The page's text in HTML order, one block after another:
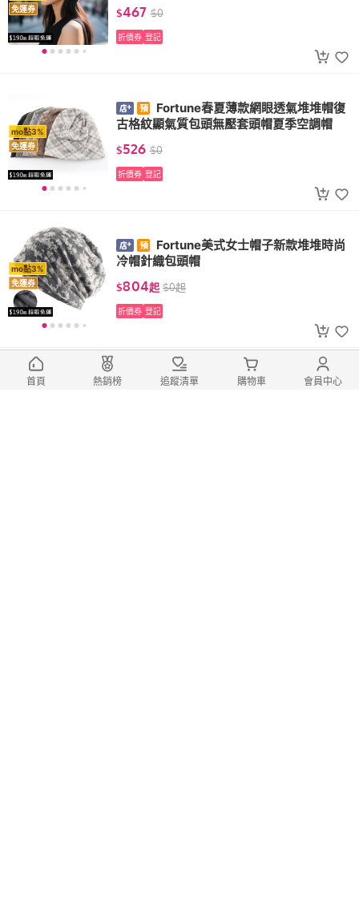
免運券
$467 $0
折價券 登記
mo點3%
免運券
Fortune春夏薄款網眼透氣堆堆帽復
古格紋顯氣質包頭無壓套頭帽夏季空調帽
$526 $0
折價券 登記
mo點3%
免運券
Fortune美式女士帽子新款堆堆時尚
冷帽針織包頭帽
$804起 $0起
折價券 登記
Fortune帽子女款2026新款秋冬季
首頁 熱銷榜 追蹤清單 購物車 會員中心